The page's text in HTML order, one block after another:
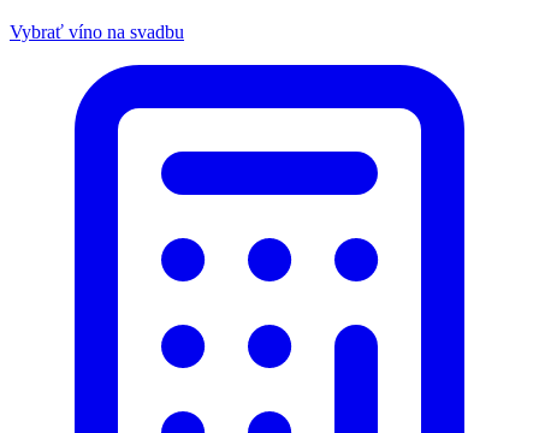
Vybrať víno na svadbu